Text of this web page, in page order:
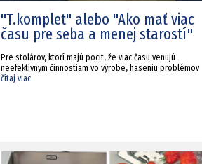
"T.komplet" alebo "Ako mať viac
času pre seba a menej starostí"
Pre stolárov, ktorí majú pocit, že viac času venujú
neefektívnym činnostiam vo výrobe, haseniu problémov
čítaj viac